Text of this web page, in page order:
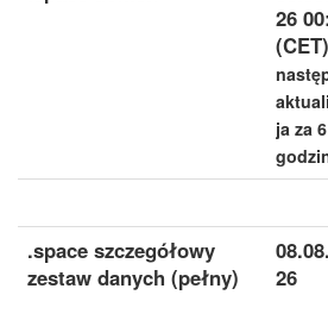
26
(CET)
ja za 6
.space szczegółowy
zestaw danych (pełny)
26